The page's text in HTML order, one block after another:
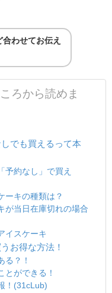
わせてお伝え
ろから読めま
でも買えるって本
予約なし」で買え
ーキの種類は？
が当日在庫切れの場合
イスケーキ
お得な方法！
る？！
とができる！
！(31cLub)